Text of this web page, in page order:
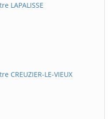
LAPALISSE
CREUZIER-LE-VIEUX